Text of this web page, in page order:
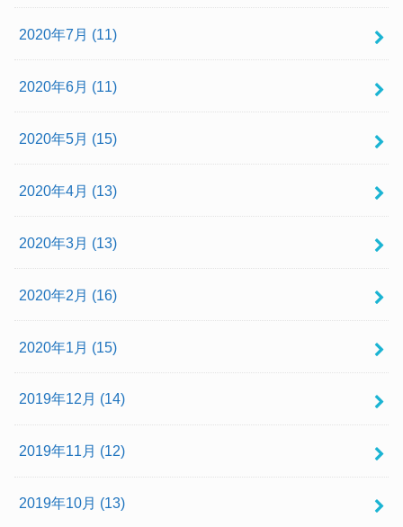
2020年7月 (11)
2020年6月 (11)
2020年5月 (15)
2020年4月 (13)
2020年3月 (13)
2020年2月 (16)
2020年1月 (15)
2019年12月 (14)
2019年11月 (12)
2019年10月 (13)